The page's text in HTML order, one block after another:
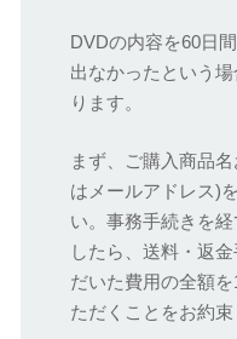
DVDの内容を60日
出なかったという
ります。
まず、ご購入商品
はメールアドレス)
い。事務手続きを
したら、送料・返
だいた費用の全額
ただくことをお約束